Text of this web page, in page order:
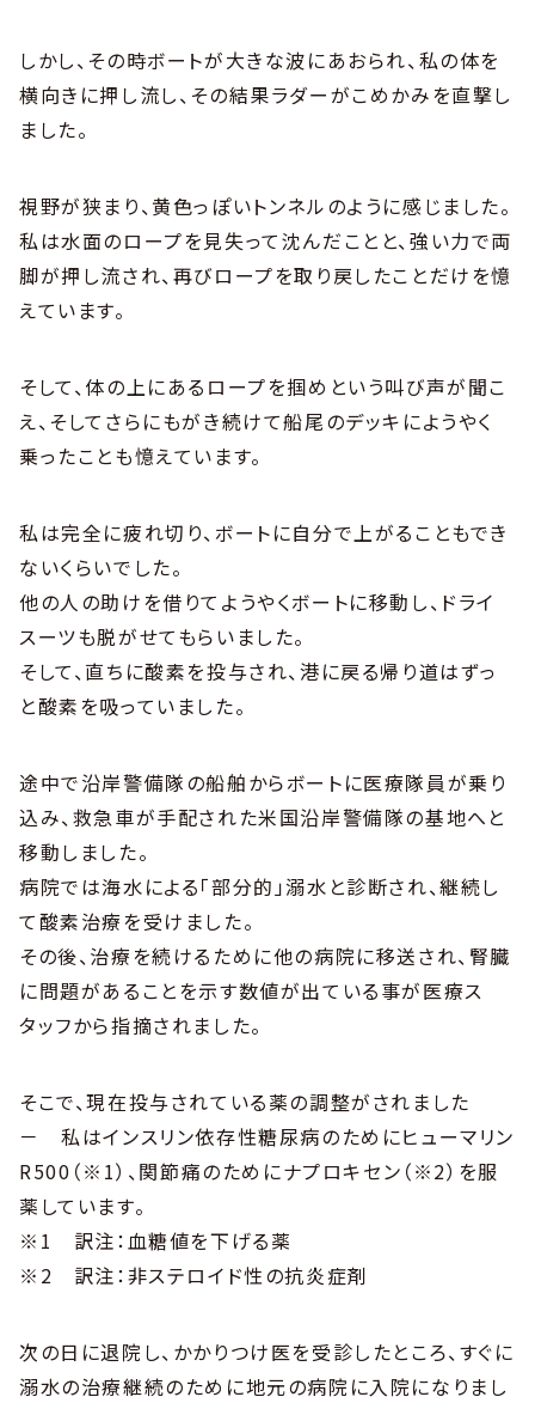
しかし、その時ボートが大きな波にあおられ、私の体を
横向きに押し流し、その結果ラダーがこめかみを直撃し
ました。
視野が狭まり、黄色っぽいトンネルのように感じました。
私は水面のロープを見失って沈んだことと、強い力で両
脚が押し流され、再びロープを取り戻したことだけを憶
えています。
そして、体の上にあるロープを掴めという叫び声が聞こ
え、そしてさらにもがき続けて船尾のデッキにようやく
乗ったことも憶えています。
私は完全に疲れ切り、ボートに自分で上がることもでき
ないくらいでした。
他の人の助けを借りてようやくボートに移動し、ドライ
スーツも脱がせてもらいました。
そして、直ちに酸素を投与され、港に戻る帰り道はずっ
と酸素を吸っていました。
途中で沿岸警備隊の船舶からボートに医療隊員が乗り
込み、救急車が手配された米国沿岸警備隊の基地へと
移動しました。
病院では海水による「部分的」溺水と診断され、継続し
て酸素治療を受けました。
その後、治療を続けるために他の病院に移送され、腎臓
に問題があることを示す数値が出ている事が医療ス
タッフから指摘されました。
そこで、現在投与されている薬の調整がされました
－ 私はインスリン依存性糖尿病のためにヒューマリン
R500（※1）、関節痛のためにナプロキセン（※2）を服
薬しています。
※1 訳注：血糖値を下げる薬
※2 訳注：非ステロイド性の抗炎症剤
次の日に退院し、かかりつけ医を受診したところ、すぐに
溺水の治療継続のために地元の病院に入院になりまし